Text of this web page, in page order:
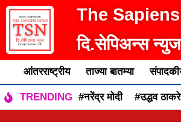
The
दि.सेपिअन्स न्युज
आंतरराष्ट्रीय ताज्या बातम्या
TRENDING #नरेंद्र मोदी #उद्धव ठाकरे